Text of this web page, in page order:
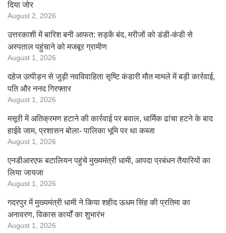
दिया जोर
August 2, 2026
उत्तरकाशी में बारिश बनी आफत: सड़कें बंद, मरीजों को डंडी-कंडी से
अस्पताल पहुंचाने को मजबूर ग्रामीण
August 1, 2026
दहेज उत्पीड़न से जुड़ी नवविवाहिता सृष्टि कंडारी मौत मामले में बड़ी कार्रवाई,
पति और ननद गिरफ्तार
August 1, 2026
मसूरी में अतिक्रमण हटाने की कार्रवाई पर बवाल, धार्मिक ढांचा हटने के बाद
हाईवे जाम, प्रशासन बोला- पालिका भूमि पर था कब्जा
August 1, 2026
एनडीआरएफ बटालियन पहुंचे मुख्यमंत्री धामी, आपदा प्रबंधन तैयारियों का
लिया जायजा
August 1, 2026
गदरपुर में मुख्यमंत्री धामी ने किया शहीद ऊधम सिंह की प्रतिमा का
अनावरण, विकास कार्यों का शुभारंभ
August 1, 2026